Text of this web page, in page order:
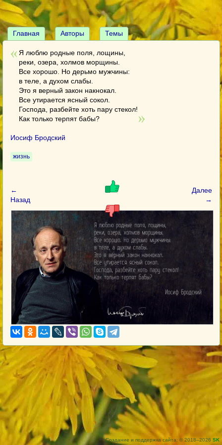
Главная Авторы Темы
Я люблю родные поля, лощины,
реки, озера, холмов морщины.
Все хорошо. Но дерьмо мужчины:
в теле, а духом слабы.
Это я верный закон накнокал.
Все утирается ясный сокол.
Господа, разбейте хоть пару стекол!
Как только терпят бабы?
Иосиф Бродский
жизнь
←
Назад
Далее
→
Создание и поддержка сайта: © 2018–2026 SK